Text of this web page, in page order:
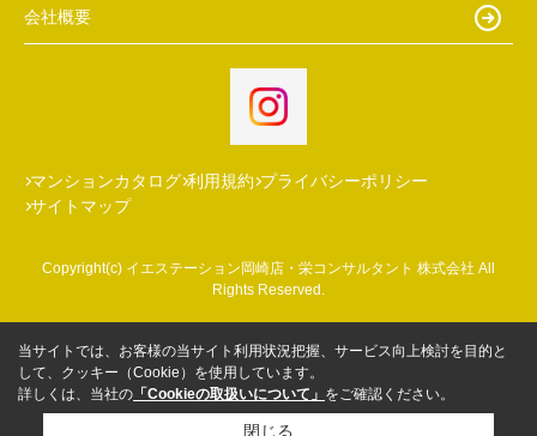
会社概要
マンションカタログ 利用規約 プライバシーポリシー
サイトマップ
Copyright(c) イエステーション岡崎店・栄コンサルタント 株式会社 All
Rights Reserved.
当サイトでは、お客様の当サイト利用状況把握、サービス向上検討を目的と
して、クッキー（Cookie）を使用しています。
詳しくは、当社の 「Cookieの取扱いについて」 をご確認ください。
閉じる